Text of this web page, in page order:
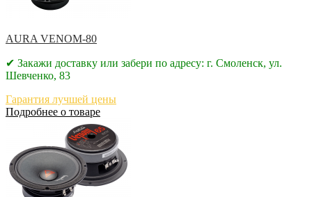
AURA VENOM-80
✔ Закажи доставку или забери по адресу: г. Смоленск, ул.
Шевченко, 83
Гарантия лучшей цены
Подробнее о товаре